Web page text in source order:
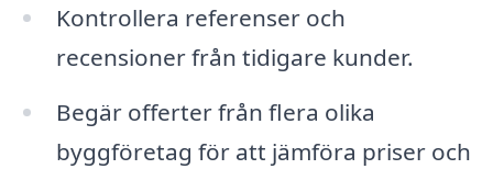
Kontrollera referenser och
recensioner från tidigare kunder.
Begär offerter från flera olika
byggföretag för att jämföra priser och